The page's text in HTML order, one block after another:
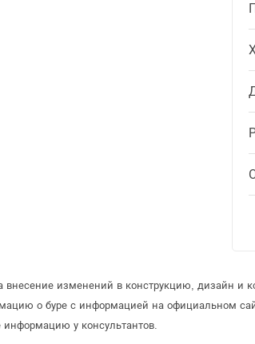
внесение изменений в конструкцию, дизайн и
о буре с информацией на официальном
информацию у консультантов.